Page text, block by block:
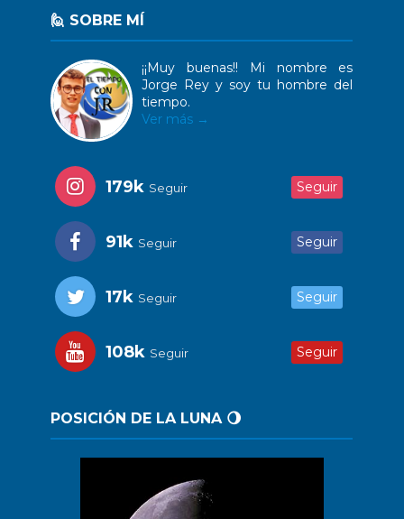
🙋 SOBRE MÍ
¡¡Muy buenas!! Mi nombre es
Jorge Rey y soy tu hombre del
tiempo.
Ver más →
179k Seguir Seguir
91k Seguir Seguir
17k Seguir Seguir
108k Seguir Seguir
POSICIÓN DE LA LUNA 🌖